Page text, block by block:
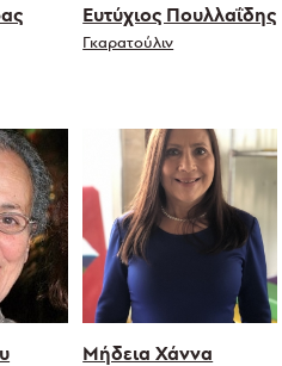
Ευτύχιος Πουλλαΐδης
Γκαρατούλιν
Μήδεια Χάννα